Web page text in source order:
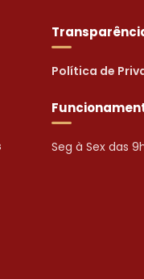
Política de
Seg à Sex das